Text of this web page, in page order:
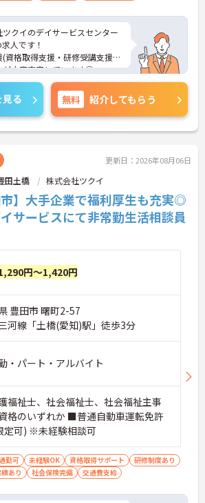
クイのデイサービスセンター
人です！
資格取得支援・研修受講支援)
が大変充実しています◎
接対策ポイントなど、さらに
すのでお気軽にご相談くださ
る 無料 紹介してもらう
更新日：2026年08月06日
田土橋 株式会社ツクイ
市】大手企業で福利厚生も充実◎
サービスにて非常勤生活相談員
円～1,420円
豊田市 曙町2-57
河線「土橋(愛知)駅」徒歩3分
・パート・アルバイト
福祉士、社会福祉士、社会福祉主事
格のいずれか ■普通自動車運転免許
定可) ※未経験相談可
勤可 未経験OK 資格取得サポート
研修制度あり
あり
社会保険完備 交通費支給